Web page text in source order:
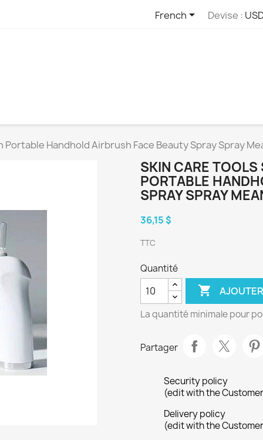
French Devise :
Portable Handhold Airbrush Face Beauty Spray Spray
SKIN CARE TOOLS
PORTABLE
SPRAY SPRAY
36,15 $
TTC
Quantité

La quantité minimale pour
Partager
Security policy
(edit with the
Delivery policy
(edit with the